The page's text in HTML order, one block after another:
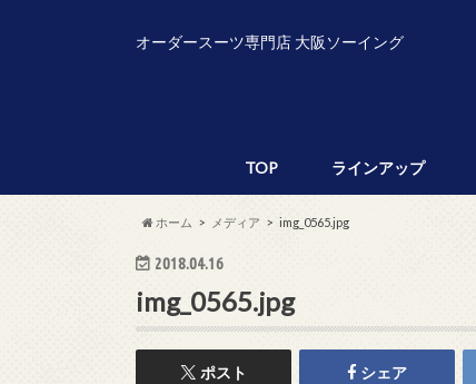
オーダースーツ専門店 大阪ソーイング
TOP ラインアップ
ホーム メディア img_0565.jpg
2018.04.16
img_0565.jpg
ポスト シェア